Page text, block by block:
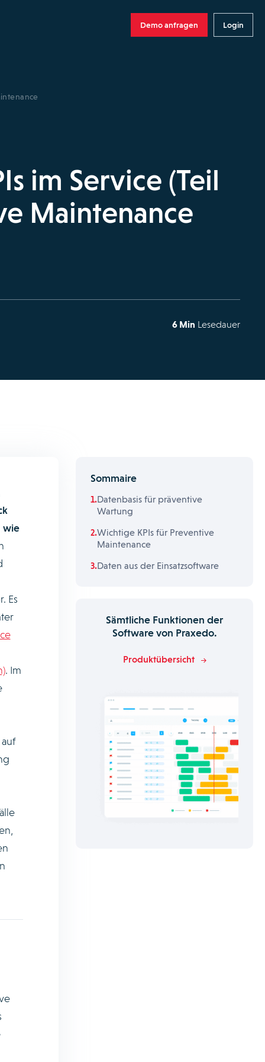
Demo anfragen Login
im Service (Teil
Maintenance
6 Min Lesedauer
wie
Es
. Im
Sommaire
Datenbasis für präventive
Wartung
Wichtige KPIs für Preventive
Maintenance
Daten aus der Einsatzsoftware
Sämtliche Funktionen der
Software von Praxedo.
Produktübersicht